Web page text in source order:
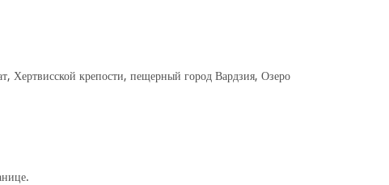
Хертвисской крепости, пещерный город Вардзия, Озеро